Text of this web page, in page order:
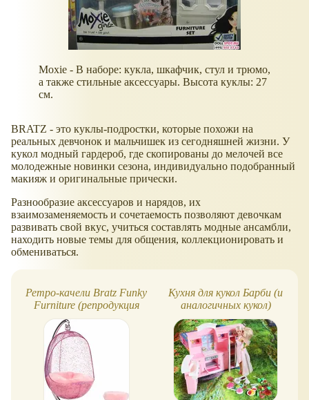
Moxie - В наборе: кукла, шкафчик, стул и трюмо,
а также стильные аксессуары. Высота куклы: 27
см.
BRATZ - это куклы-подростки, которые похожи на
реальных девчонок и мальчишек из сегодняшней жизни. У
кукол модный гардероб, где скопированы до мелочей все
молодежные новинки сезона, индивидуально подобранный
макияж и оригинальные прически.
Разнообразие аксессуаров и нарядов, их
взаимозаменяемость и сочетаемость позволяют девочкам
развивать свой вкус, учиться составлять модные ансамбли,
находить новые темы для общения, коллекционировать и
обмениваться.
Ретро-качели Bratz Funky
Furniture (репродукция
кресла-качалки)
Кухня для кукол Барби (и
аналогичных кукол)